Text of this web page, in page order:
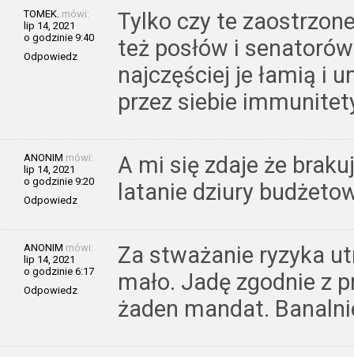
TOMEK. mówi:
lip 14, 2021
o godzinie 9:40
Odpowiedz
Tylko czy te
też posłów i
najczęściej je łamią i
przez siebie
ANONIM mówi:
lip 14, 2021
o godzinie 9:20
Odpowiedz
A mi się zdaje że
latanie dziury
ANONIM mówi:
lip 14, 2021
o godzinie 6:17
Odpowiedz
Za stważanie ryzyka
mało. Jadę zgodnie z
żaden mandat.